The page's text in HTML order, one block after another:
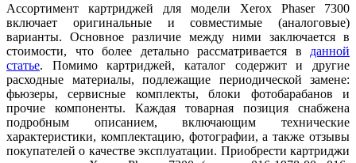
Ассортимент картриджей для модели Xerox Phaser 7300
включает оригинальные и совместимые (аналоговые)
варианты. Основное различие между ними заключается в
стоимости, что более детально рассматривается в данной
статье. Помимо картриджей, каталог содержит и другие
расходные материалы, подлежащие периодической замене:
фьюзеры, сервисные комплекты, блоки фотобарабанов и
прочие компоненты. Каждая товарная позиция снабжена
подробным описанием, включающим технические
характеристики, комплектацию, фотографии, а также отзывы
покупателей о качестве эксплуатации. Приобрести картриджи